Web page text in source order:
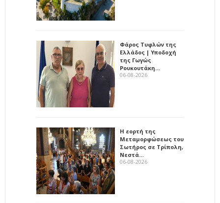
Φάρος Τυφλών της
Ελλάδος | Υποδοχή
της Γωγώς
Ρουκουτάκη…
06-08-2026
Η εορτή της
Μεταμορφώσεως του
Σωτήρος σε Τρίπολη,
Νεστά…
06-08-2026